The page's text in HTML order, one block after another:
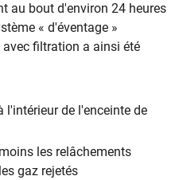
au bout d'environ 24 heures
« d'éventage »
filtration a ainsi été
l'intérieur de l'enceinte de
les relâchements
gaz rejetés